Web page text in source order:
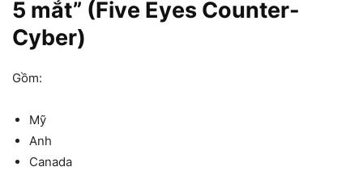
5 mắt” (Five Eyes Counter-
Cyber)
Gồm:
Mỹ
Anh
Canada